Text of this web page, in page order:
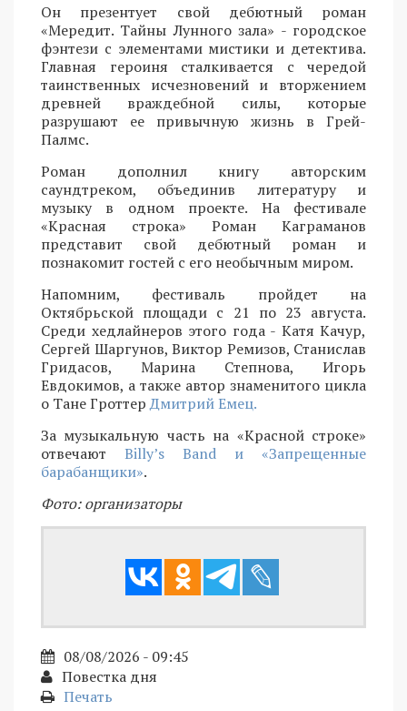
Он презентует свой дебютный роман
«Мередит. Тайны Лунного зала» - городское
фэнтези с элементами мистики и детектива.
Главная героиня сталкивается с чередой
таинственных исчезновений и вторжением
древней враждебной силы, которые
разрушают ее привычную жизнь в Грей-
Палмс.
Роман дополнил книгу авторским
саундтреком, объединив литературу и
музыку в одном проекте. На фестивале
«Красная строка» Роман Каграманов
представит свой дебютный роман и
познакомит гостей с его необычным миром.
Напомним, фестиваль пройдет на
Октябрьской площади с 21 по 23 августа.
Среди хедлайнеров этого года - Катя Качур,
Сергей Шаргунов, Виктор Ремизов, Станислав
Гридасов, Марина Степнова, Игорь
Евдокимов, а также автор знаменитого цикла
о Тане ГроттерДмитрий Емец.
За музыкальную часть на «Красной строке»
отвечают Billy’s Band и «Запрещенные
барабанщики».
Фото: организаторы
08/08/2026 - 09:45
Повестка дня
Печать